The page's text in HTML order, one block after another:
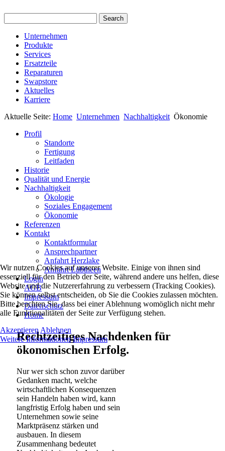
Unternehmen
Produkte
Services
Ersatzteile
Reparaturen
Swapstore
Aktuelles
Karriere
Aktuelle Seite: Home Unternehmen Nachhaltigkeit Ökonomie
Profil
Standorte
Fertigung
Leitfaden
Historie
Qualität und Energie
Nachhaltigkeit
Ökologie
Soziales Engagement
Ökonomie
Referenzen
Kontakt
Kontaktformular
Ansprechpartner
Anfahrt Herzlake
Anfahrt Lübtheen
Login
AGB
Impressum
Datenschutz
Home
Rechtzeitiges Nachdenken für
ökonomischen Erfolg.
Nur wer sich schon zuvor darüber
Gedanken macht, welche
wirtschaftlichen Konsequenzen
sein Handeln haben wird, kann
langfristig Erfolg haben und sein
Unternehmen sowie seine
Marktpräsenz stärken und
ausbauen. In diesem
Zusammenhang bedeutet
Wir nutzen Cookies auf unserer Website. Einige von ihnen sind
essenziell für den Betrieb der Seite, während andere uns helfen, diese
Website und die Nutzererfahrung zu verbessern (Tracking Cookies).
Sie können selbst entscheiden, ob Sie die Cookies zulassen möchten.
Bitte beachten Sie, dass bei einer Ablehnung womöglich nicht mehr
alle Funktionalitäten der Seite zur Verfügung stehen.
Akzeptieren Ablehnen
Weitere Informationen Impressum